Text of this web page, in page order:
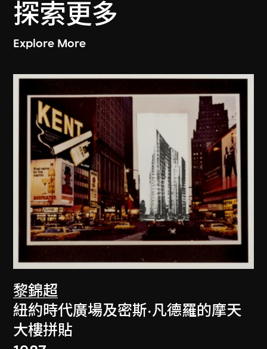
探索更多
Explore More
黎錦超
紐約時代廣場及密斯·凡德羅的摩天
大樓拼貼